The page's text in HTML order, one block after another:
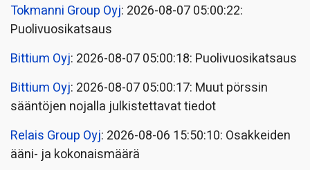
Tokmanni Group Oyj: 2026-08-07 05:00:22:
Puolivuosikatsaus
Bittium Oyj: 2026-08-07 05:00:18: Puolivuosikatsaus
Bittium Oyj: 2026-08-07 05:00:17: Muut pörssin
sääntöjen nojalla julkistettavat tiedot
Relais Group Oyj: 2026-08-06 15:50:10: Osakkeiden
ääni- ja kokonaismäärä